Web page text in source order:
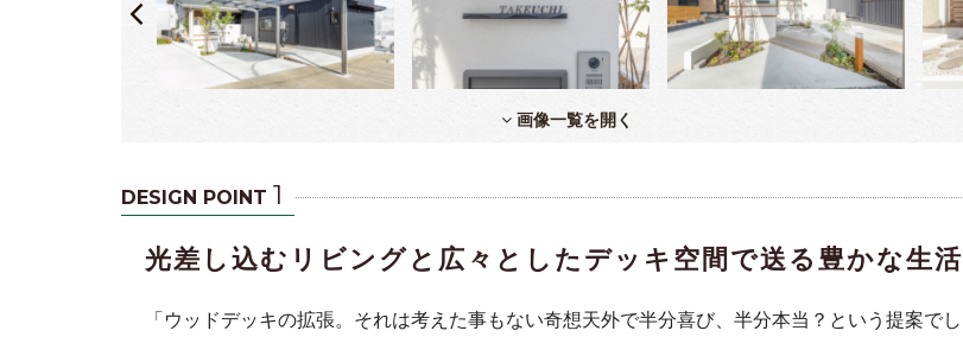
画像一覧を開く
DESIGN POINT 1
光差し込むリビングと広々としたデッキ空間で送る豊かな生活
「ウッドデッキの拡張。それは考えた事もない奇想天外で半分喜び、半分本当？という提案でし